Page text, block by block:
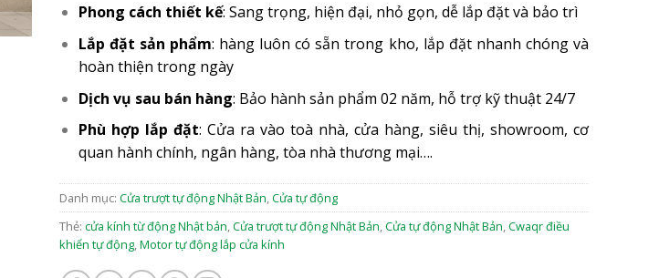
Phong cách thiết kế: Sang trọng, hiện đại, nhỏ gọn, dễ lắp đặt và bảo trì
Lắp đặt sản phẩm: hàng luôn có sẵn trong kho, lắp đặt nhanh chóng và
hoàn thiện trong ngày
Dịch vụ sau bán hàng: Bảo hành sản phẩm 02 năm, hỗ trợ kỹ thuật 24/7
Phù hợp lắp đặt: Cửa ra vào toà nhà, cửa hàng, siêu thị, showroom, cơ
quan hành chính, ngân hàng, tòa nhà thương mại….
Danh mục: Cửa trượt tự động Nhật Bản,Cửa tự động
Thẻ: cửa kính từ động Nhật bản,Cửa trượt tự động Nhật Bản,Cửa tự động Nhật Bản,Cwaqr điều
khiển tự động,Motor tự động lắp cửa kính